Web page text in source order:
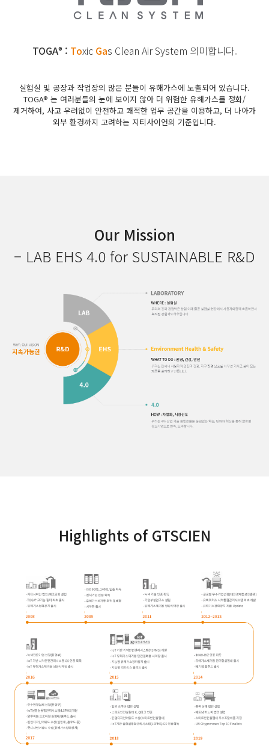
TOGA® : Toxic Gas Clean Air System 의미합니다.
실험실 및 공장과 작업장의 많은 분들이 유해가스에 노출되어 있습니다.
TOGA® 는 여러분들의 눈에 보이지 않아 더 위험한 유해가스를 정화/
제거하여, 사고 우려없이 안전하고 쾌적한 업무 공간을 이용하고, 더 나아가
외부 환경까지 고려하는 지티사이언의 기준입니다.
Our Mission
– LAB EHS 4.0 for SUSTAINABLE R&D
Highlights of GTSCIEN